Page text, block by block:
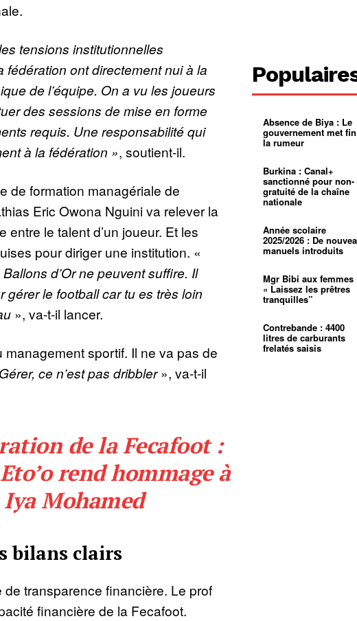
tensions institutionnelles
fédération ont directement nui à la
de l’équipe. On a vu les joueurs
des sessions de mise en forme
requis. Une responsabilité qui
à la fédération », soutient-il.
de formation managériale de
Eric Owona Nguini va relever la
entre le talent d’un joueur. Et les
pour diriger une institution. «
d’Or ne peuvent suffire. Il
gérer le football car tu es très loin
», va-t-il lancer.
management sportif. Il ne va pas de
Gérer, ce n’est pas dribbler», va-t-il
de la Fecafoot :
rend hommage à
Iya Mohamed
bilans clairs
de transparence financière. Le prof
financière de la Fecafoot.
400 000
pasteur
L’État
d’or
Croyance
spirituel
mentale
Pénurie
à
mettra-t-
01:12
Mouelle :
dernier
voyage
Absence de Biya : Le
gouvernement met
la rumeur
Burkina : Canal+
sanctionné pour non-
gratuité de la chaîne
nationale
Année scolaire
2025/2026 : De
manuels introduits
Mgr Bibi aux femmes
« Laissez les prêtres
tranquilles”
Contrebande : 4400
litres de carburants
frelatés saisis